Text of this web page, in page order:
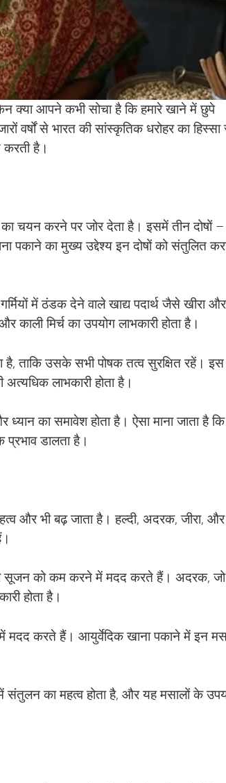
क्या आपने कभी सोचा है कि हमारे खाने में छुपे
वर्षों से भारत की सांस्कृतिक धरोहर का हिस्सा
करती है।
का चयन करने पर जोर देता है। इसमें तीन दोषों –
पकाने का मुख्य उद्देश्य इन दोषों को संतुलित
में ठंडक देने वाले खाद्य पदार्थ जैसे खीरा और
मिर्च का उपयोग लाभकारी होता है।
ताकि उसके सभी पोषक तत्व सुरक्षित रहें। इस
अत्यधिक लाभकारी होता है।
का समावेश होता है। ऐसा माना जाता है कि
प्रभाव डालता है।
और भी बढ़ जाता है। हल्दी, अदरक, जीरा, और
की सूजन को कम करने में मदद करते हैं। अदरक, जो
होता है।
मदद करते हैं। आयुर्वेदिक खाना पकाने में इन
संतुलन का महत्व होता है, और यह मसालों के